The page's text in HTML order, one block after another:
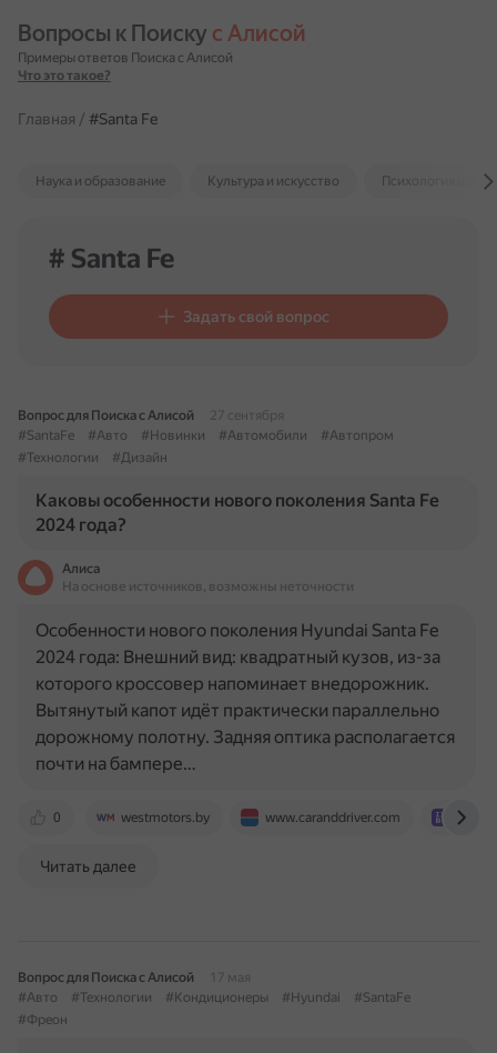
Вопросы к Поиску с Алисой
Примеры ответов Поиска с Алисой
Что это такое?
Главная / #Santa Fe
Наука и образование Культура и искусство Психология и
# Santa Fe
Задать свой вопрос
Вопрос для Поиска с Алисой
27 сентября
#SantaFe
#Авто #Новинки #Автомобили
#Автопром
#Технологии
#Дизайн
Каковы особенности нового поколения Santa Fe
2024 года?
Алиса
На основе источников, возможны неточности
0 westmotors.by www.caranddriver.com
Особенности нового поколения Hyundai Santa Fe
2024 года: Внешний вид: квадратный кузов, из-за
которого кроссовер напоминает внедорожник.
Вытянутый капот идёт практически параллельно
дорожному полотну. Задняя оптика располагается
почти на бампере…
Читать далее
Вопрос для Поиска с Алисой
17 мая
#Авто
#Технологии #Кондиционеры #Hyundai
#SantaFe
#Фреон